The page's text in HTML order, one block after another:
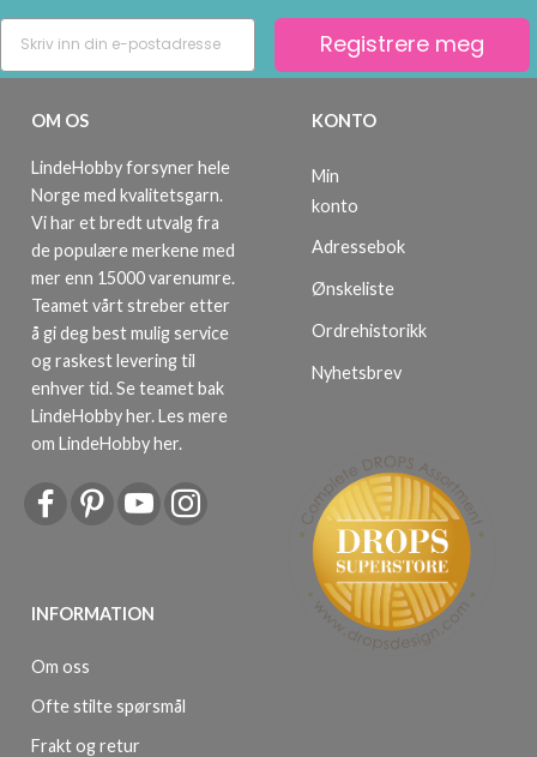
Registrere meg
OM OS
LindeHobby forsyner hele
Norge med kvalitetsgarn.
Vi har et bredt utvalg fra
de populære merkene med
mer enn 15000 varenumre.
Teamet vårt streber etter
å gi deg best mulig service
og raskest levering til
enhver tid. Se teamet bak
LindeHobby her.Les mere
om LindeHobby her.
INFORMATION
Om oss
Ofte stilte spørsmål
Frakt og retur
KONTO
Min
konto
Adressebok
Ønskeliste
Ordrehistorikk
Nyhetsbrev